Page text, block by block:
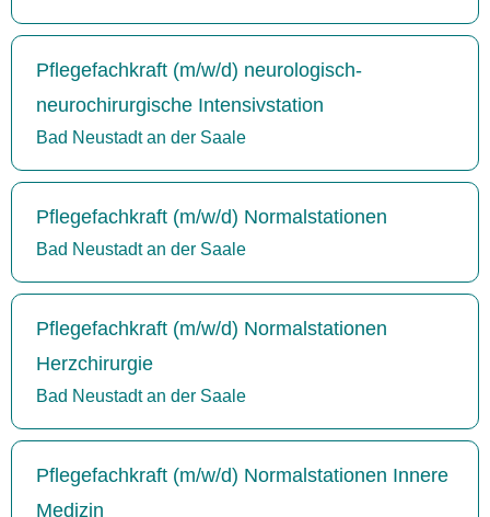
Pflegefachkraft (m/w/d) neurologisch-
neurochirurgische Intensivstation
Bad Neustadt an der Saale
Pflegefachkraft (m/w/d) Normalstationen
Bad Neustadt an der Saale
Pflegefachkraft (m/w/d) Normalstationen
Herzchirurgie
Bad Neustadt an der Saale
Pflegefachkraft (m/w/d) Normalstationen Innere
Medizin